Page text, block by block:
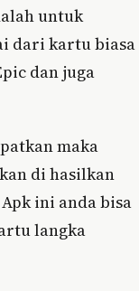
untuk
dari kartu biasa
dan juga
maka
di hasilkan
ini anda bisa
langka